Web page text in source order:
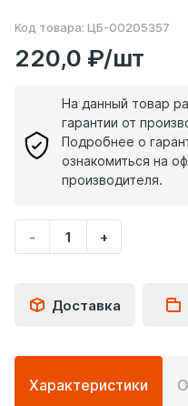
Код товара: ЦБ-00205357
220,0 ₽/шт
На данный товар
гарантии от
Подробнее о
ознакомиться на
производителя.
-
Укажите
количество
+
Доставка
Подробная
информация
Характеристики